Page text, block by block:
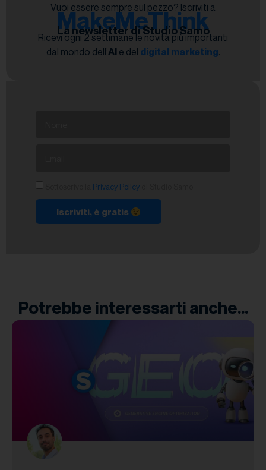
Vuoi essere sempre sul pezzo? Iscriviti a
MakeMeThink
La newsletter di Studio Samo
Ricevi ogni 2 settimane le novità più importanti
dal mondo dell’AI e del digital marketing.
Privacy Policy
Iscriviti, è gratis
Potrebbe interessarti anche...